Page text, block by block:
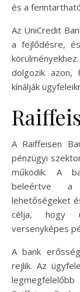
és a
Az UniCredit
a fejlődésre,
dolgozik azon,
kínálják
A Raiffeisen
pénzügyi
működik. A
beleértve a
lehetőségeket
célja, hogy
versenyképes
A bank
rejlik. Az